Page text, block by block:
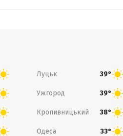
Луцьк 39°
Ужгород 39°
Кропивницький 38°
Одеса 33°